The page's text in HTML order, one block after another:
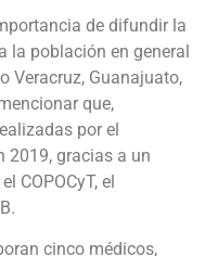
de difundir la
la población en general
Veracruz, Guanajuato,
que,
por el
2019, gracias a un
COPOCyT, el
cinco médicos,